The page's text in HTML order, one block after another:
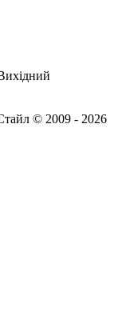
© 2009 - 2026